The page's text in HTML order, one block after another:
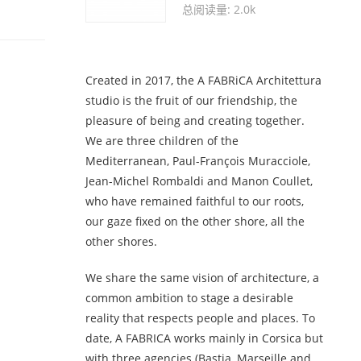
总阅读量: 2.0k
Created in 2017, the A FABRiCA Architettura
studio is the fruit of our friendship, the
pleasure of being and creating together.
We are three children of the
Mediterranean, Paul-François Muracciole,
Jean-Michel Rombaldi and Manon Coullet,
who have remained faithful to our roots,
our gaze fixed on the other shore, all the
other shores.
We share the same vision of architecture, a
common ambition to stage a desirable
reality that respects people and places. To
date, A FABRICA works mainly in Corsica but